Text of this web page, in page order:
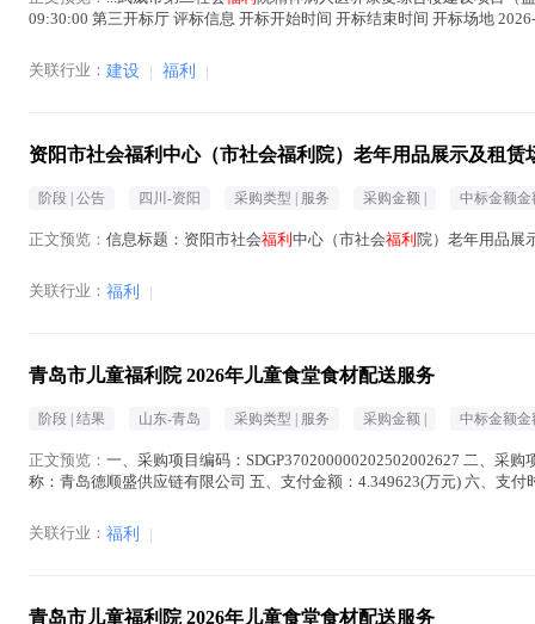
09:30:00 第三开标厅 评标信息 开标开始时间 开标结束时间 开标场地
关联行业： 建设 | 福利 |
资阳市社会福利中心（市社会福利院）老年用品展示及租赁
阶段 | 公告 四川-资阳 采购类型 | 服务 采购金额 | 中标金额金
正文预览： 信息标题：资阳市社会福利 中心（市社会福利 院）老年用品展
关联行业： 福利 |
青岛市儿童福利院 2026年儿童食堂食材配送服务
阶段 | 结果 山东-青岛 采购类型 | 服务 采购金额 | 中标金额
正文预览： 一、采购项目编码：SDGP370200000202502002627 二、采
称：青岛德顺盛供应链有限公司 五、支付金额：4.349623(万元) 六、支付
关联行业： 福利 |
青岛市儿童福利院 2026年儿童食堂食材配送服务